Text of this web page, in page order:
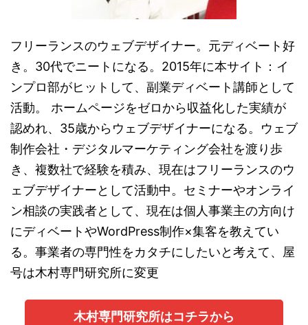
フリーランスのウェブデザイナー。元ディベート好
き。30代でニートになる。2015年に本サイト：イ
ンプロ部がヒットして、副業ディベート講師として
活動。 ホームページをゼロから収益化した実績が
認めれ、35歳からウェブデザイナーになる。ウェブ
制作会社・デジタルマーケティング会社を渡り歩
き、複数社で経験を積み、現在はフリーランスのウ
ェブデザイナーとして活動中。セミナーやオンライ
ン相談の実践者として、現在は個人事業主の方向け
にディベートやWordPress制作×集客を教えてい
る。事業者の専門性をカタチにしたいと考えて、屋
号は木村専門研究所に変更
木村専門研究所はコチラから